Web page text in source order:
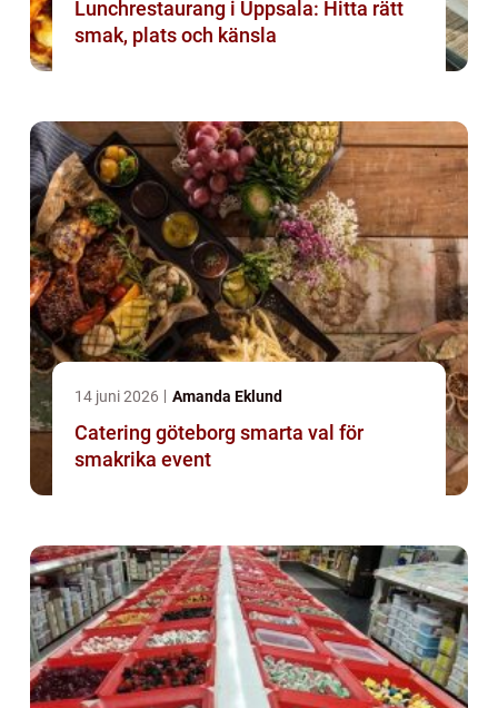
Lunchrestaurang i Uppsala: Hitta rätt
smak, plats och känsla
14 juni 2026 Amanda Eklund
Catering göteborg smarta val för
smakrika event